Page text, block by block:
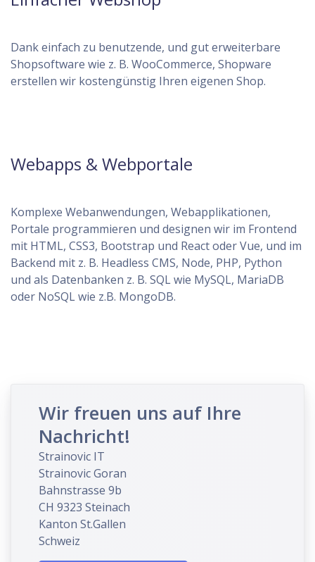
Dank einfach zu benutzende, und gut erweiterbare
Shopsoftware wie z. B. WooCommerce, Shopware
erstellen wir kostengünstig Ihren eigenen Shop.
Webapps & Webportale
Komplexe Webanwendungen, Webapplikationen,
Portale programmieren und designen wir im Frontend
mit HTML, CSS3, Bootstrap und React oder Vue, und im
Backend mit z. B. Headless CMS, Node, PHP, Python
und als Datenbanken z. B. SQL wie MySQL, MariaDB
oder NoSQL wie z.B. MongoDB.
Wir freuen uns auf Ihre
Nachricht!
Strainovic IT
Strainovic Goran
Bahnstrasse 9b
CH 9323 Steinach
Kanton St.Gallen
Schweiz